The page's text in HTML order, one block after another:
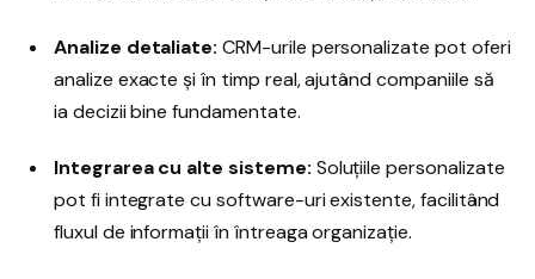
Analize detaliate: CRM-urile personalizate pot oferi
analize exacte și în timp real, ajutând companiile să
ia decizii bine fundamentate.
Integrarea cu alte sisteme: Soluțiile personalizate
pot fi integrate cu software-uri existente, facilitând
fluxul de informații în întreaga organizație.